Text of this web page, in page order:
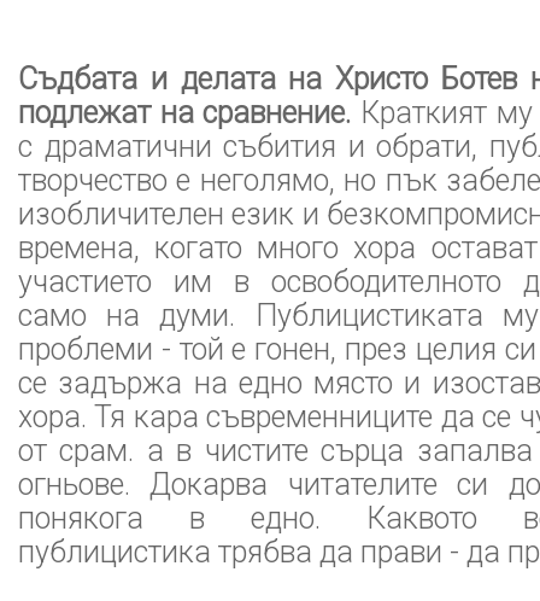
Съдбата и делата на Христо Ботев
подлежат на сравнение. Краткият
с драматични събития и обрати,
творчество е неголямо, но пък
изобличителен език и
времена, когато много хора
участието им в освободителното
само на думи. Публицистиката
проблеми - той е гонен, през целия
се задържа на едно място и
хора. Тя кара съвременниците да се
от срам. а в чистите сърца
огньове. Докарва читателите си
понякога в едно. Каквото
публицистика трябва да прави - да